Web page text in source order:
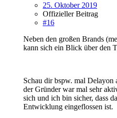
25. Oktober 2019
Offizieller Beitrag
#16
Neben den großen Brands
kann sich ein Blick über den
Schau dir bspw. mal
der Gründer war mal sehr
sich und ich bin sicher, dass
Entwicklung eingeflossen ist.